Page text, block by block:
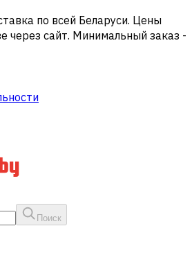
по всей Беларуси. Цены
через сайт. Минимальный заказ -
Поиск